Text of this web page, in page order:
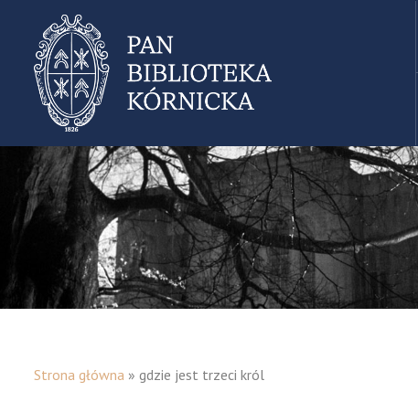
Strona główna » gdzie jest trzeci król